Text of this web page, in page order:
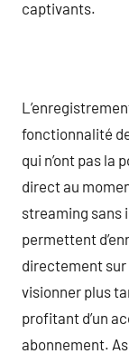
captivants.
fonctionnalité
qui n’ont pas la
direct au
streaming sans
permettent
directement sur
visionner plus
profitant d’un
abonnement.